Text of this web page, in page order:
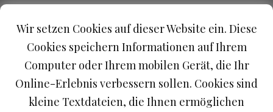
Mathias Turra, Wein- und Spirituosengroßhandel
Weinimport Enzian- und Edelobstdampfbrennerei
Inh, Stefan Weber e.K.
Hochstrasse 10
87527 Sonthofen
Wir setzen Cookies auf dieser Website ein. Diese
Cookies speichern Informationen auf Ihrem
Computer oder Ihrem mobilen Gerät, die Ihr
Online-Erlebnis verbessern sollen. Cookies sind
kleine Textdateien, die Ihnen ermöglichen